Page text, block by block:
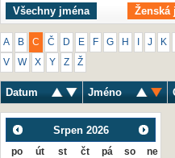
Všechny jména Ženská
A B C Č D E F G H J K
V W X Y Z Ž
Datum Jméno
Srpen 2026
po út st čt pá so ne